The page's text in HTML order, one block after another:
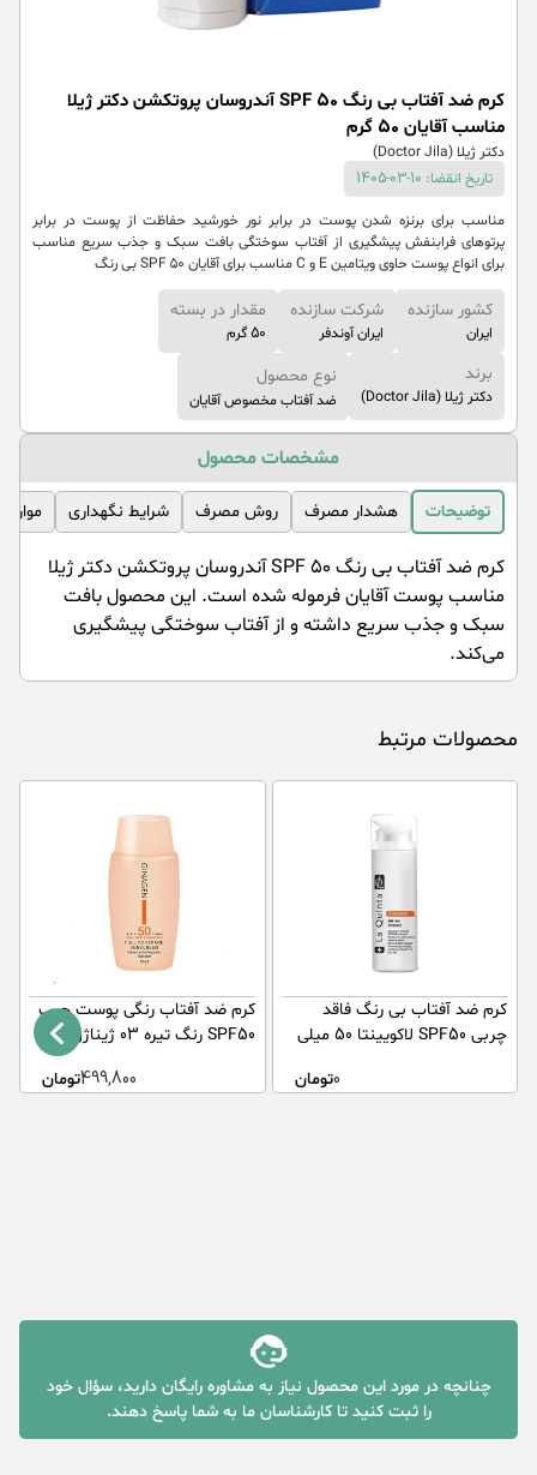
کرم ضد آفتاب بی رنگ SPF 50 آندروسان پروتکشن دکتر ژیلا
مناسب آقایان 50 گرم
دکتر ژیلا (Doctor Jila)
تاریخ انقضا: 10-03-1405
مناسب برای برنزه شدن پوست در برابر نور خورشید حفاظت از پوست در برابر
پرتوهای فرابنفش پیشگیری از آفتاب سوختگی بافت سبک و جذب سریع مناسب
برای انواع پوست حاوی ویتامین E و C مناسب برای آقایان SPF ۵۰ بی رنگ
کشور سازنده
ایران
شرکت سازنده
ایران آوندفر
مقدار در بسته
50 گرم
برند
دکتر ژیلا (Doctor Jila)
نوع محصول
ضد آفتاب مخصوص آقایان
مشخصات محصول
توضیحات هشدار مصرف روش مصرف شرایط نگهداری
کرم ضد آفتاب بی رنگ SPF ۵۰ آندروسان پروتکشن دکتر ژیلا
مناسب پوست آقایان فرموله شده است. این محصول بافت
سبک و جذب سریع داشته و از آفتاب سوختگی پیشگیری
می‌کند.
محصولات مرتبط
کرم ضد آفتاب بی رنگ فاقد
چربی SPF50 لاکویینتا 50 میلی
0تومان
کرم ضد آفتاب رنگی پوست چرب
SPF50 رنگ تیره 03 ژیناژن 50
499,800تومان
چنانچه در مورد این محصول نیاز به مشاوره رایگان دارید، سؤال خود
را ثبت کنید تا کارشناسان ما به شما پاسخ دهند.